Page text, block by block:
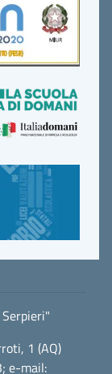
1 (AQ)
e-mail: